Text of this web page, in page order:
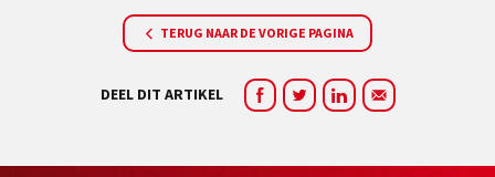
TERUG NAAR DE VORIGE PAGINA
DEEL DIT ARTIKEL